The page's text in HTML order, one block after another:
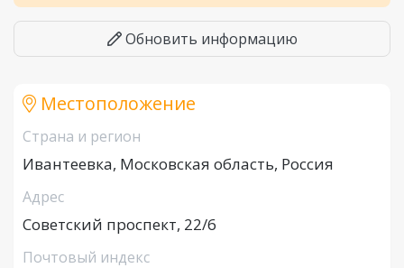
Обновить информацию
Местоположение
Страна и регион
Ивантеевка, Московская область, Россия
Адрес
Советский проспект, 22/6
Почтовый индекс